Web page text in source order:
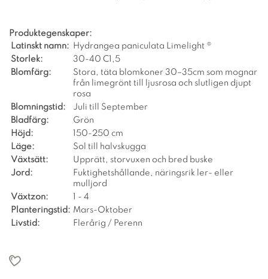
Produktegenskaper:
Latinskt namn:
Hydrangea paniculata Limelight ®
Storlek:
30-40 C1,5
Blomfärg:
Stora, täta blomkoner 30–35cm som mognar
från limegrönt till ljusrosa och slutligen djupt
rosa
Blomningstid:
Juli till September
Bladfärg:
Grön
Höjd:
150-250 cm
Läge:
Sol till halvskugga
Växtsätt:
Upprätt, storvuxen och bred buske
Jord:
Fuktighetshållande, näringsrik ler- eller
mulljord
Växtzon:
1 - 4
Planteringstid: Mars-Oktober
Livstid:
Flerårig / Perenn